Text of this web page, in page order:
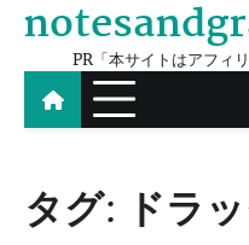
Skip
contentPR「本サイトはアフィ
タグ: ドラ